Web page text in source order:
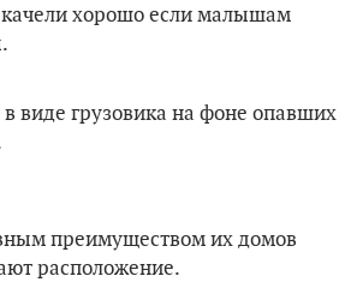
хорошо если малышам
преимуществом их домов
расположение.